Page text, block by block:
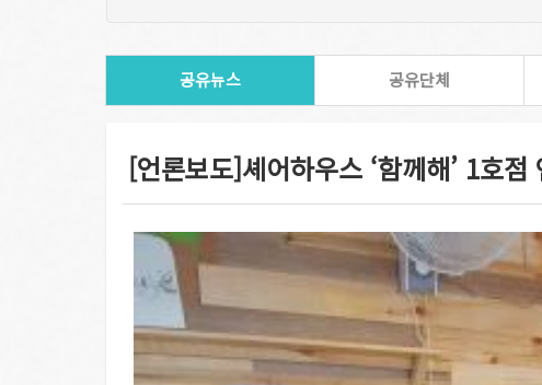
공유뉴스 공유단체
[언론보도]셰어하우스 ‘함께해’ 1호점